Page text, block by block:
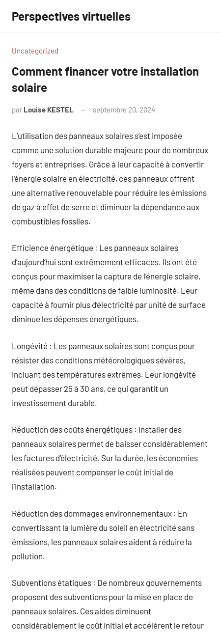
contenu
Perspectives virtuelles
Uncategorized
Comment financer votre installation
solaire
par Louise KESTEL septembre 20, 2024
L’utilisation des panneaux solaires s’est imposée
comme une solution durable majeure pour de nombreux
foyers et entreprises. Grâce à leur capacité à convertir
l’énergie solaire en électricité, ces panneaux offrent
une alternative renouvelable pour réduire les émissions
de gaz à effet de serre et diminuer la dépendance aux
combustibles fossiles.
Efficience énergétique : Les panneaux solaires
d’aujourd’hui sont extrêmement efficaces. Ils ont été
conçus pour maximiser la capture de l’énergie solaire,
même dans des conditions de faible luminosité. Leur
capacité à fournir plus d’électricité par unité de surface
diminue les dépenses énergétiques.
Longévité : Les panneaux solaires sont conçus pour
résister des conditions météorologiques sévères,
incluant des températures extrêmes. Leur longévité
peut dépasser 25 à 30 ans, ce qui garantit un
investissement durable.
Réduction des coûts énergétiques : Installer des
panneaux solaires permet de baisser considérablement
les factures d’électricité. Sur la durée, les économies
réalisées peuvent compenser le coût initial de
l’installation.
Réduction des dommages environnementaux : En
convertissant la lumière du soleil en électricité sans
émissions, les panneaux solaires aident à réduire la
pollution.
Subventions étatiques : De nombreux gouvernements
proposent des subventions pour la mise en place de
panneaux solaires. Ces aides diminuent
considérablement le coût initial et accélèrent le retour